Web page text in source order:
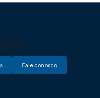
Fale conosco